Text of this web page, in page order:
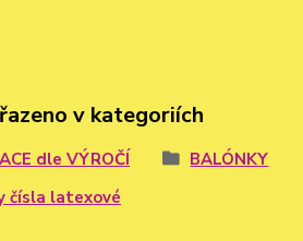
v kategoriích
dle VÝROČÍ BALÓNKY
čísla latexové